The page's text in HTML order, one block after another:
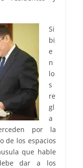
Si
bi
e
n
lo
s
re
gl
a
por la
de los espacios
que hable
dar a los